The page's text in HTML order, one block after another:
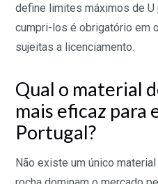
define limites máximos de U
cumpri-los é obrigatório em
sujeitas a licenciamento.
Qual o material
mais eficaz para
Portugal?
Não existe um único